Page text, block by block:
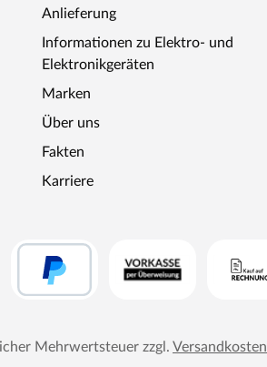
Anlieferung
Informationen zu Elektro- und
Elektronikgeräten
Marken
Über uns
Fakten
Karriere
Mehrwertsteuer zzgl. Versandkosten